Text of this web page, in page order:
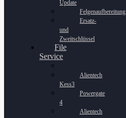
Update
Felgenaufbereitung
Ersatz-
und
Zweitschlüssel
File
Service
Alientech
Kess3
Powergate
4
Alientech